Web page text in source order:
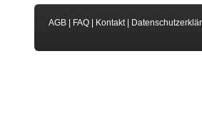
AGB FAQ Kontakt|